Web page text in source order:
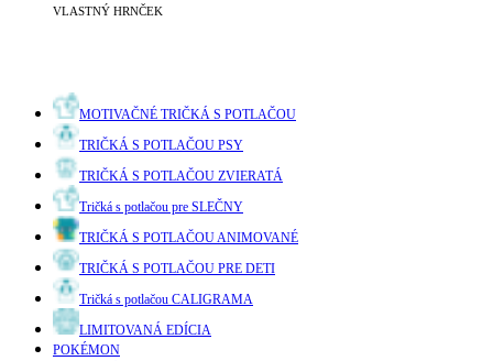
VLASTNÝ HRNČEK
MOTIVAČNÉ TRIČKÁ S POTLAČOU
TRIČKÁ S POTLAČOU PSY
TRIČKÁ S POTLAČOU ZVIERATÁ
Tričká s potlačou pre SLEČNY
TRIČKÁ S POTLAČOU ANIMOVANÉ
TRIČKÁ S POTLAČOU PRE DETI
Tričká s potlačou CALIGRAMA
LIMITOVANÁ EDÍCIA
POKÉMON